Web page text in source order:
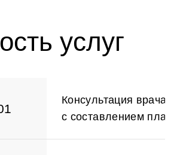
услуг
Консультация врача-
с составлением